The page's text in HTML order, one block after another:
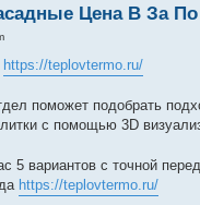
Цена В За По
https://teplovtermo.ru/
поможет подобрать
с помощью 3D
5 вариантов с точной
https://teplovtermo.ru/